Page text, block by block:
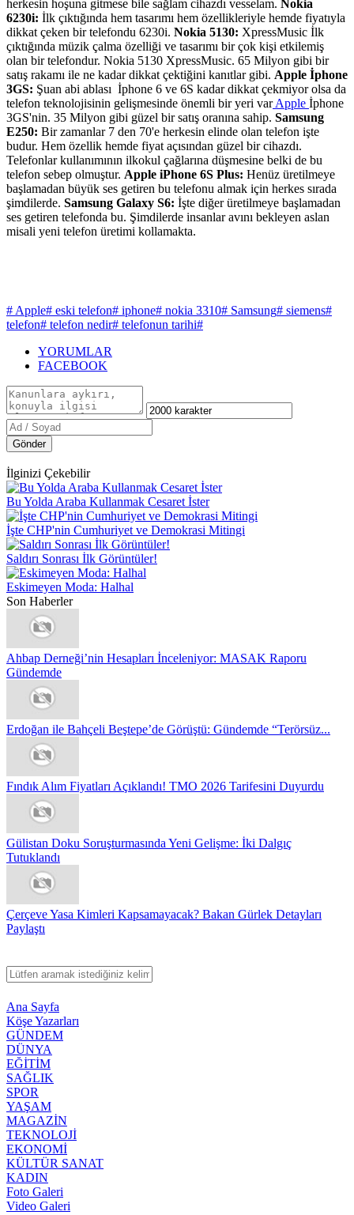
herkesin hoşuna gitmese bile sağlam cihazdı vesselam. Nokia
6230i: İlk çıktığında hem tasarımı hem özellikleriyle hemde fiyatıyla
dikkat çeken bir telefondu 6230i. Nokia 5130: XpressMusic İlk
çıktığında müzik çalma özelliği ve tasarımı bir çok kişi etkilemiş
olan bir telefondur. Nokia 5130 XpressMusic. 65 Milyon gibi bir
satış rakamı ile ne kadar dikkat çektiğini kanıtlar gibi. Apple İphone
3GS: Şuan abi ablası İphone 6 ve 6S kadar dikkat çekmiyor olsa da
telefon teknolojisinin gelişmesinde önemli bir yeri varApple İphone
3GS'nin. 35 Milyon gibi güzel bir satış oranına sahip. Samsung
E250: Bir zamanlar 7 den 70'e herkesin elinde olan telefon işte
budur. Hem özellik hemde fiyat açısından güzel bir cihazdı.
Telefonlar kullanımının ilkokul çağlarına düşmesine belki de bu
telefon sebep olmuştur. Apple iPhone 6S Plus: Henüz üretilmeye
başlamadan büyük ses getiren bu telefonu almak için herkes sırada
şimdilerde. Samsung Galaxy S6: İşte diğer üretilmeye başlamadan
ses getiren telefonda bu. Şimdilerde insanlar avını bekleyen aslan
misali yeni telefon üretimi kollamakta.
# Apple# eski telefon# iphone# nokia 3310# Samsung# siemens#
telefon# telefon nedir# telefonun tarihi#
YORUMLAR
FACEBOOK
Gönder
İlginizi Çekebilir
Bu Yolda Araba Kullanmak Cesaret İster
İşte CHP'nin Cumhuriyet ve Demokrasi Mitingi
Saldırı Sonrası İlk Görüntüler!
Eskimeyen Moda: Halhal
Son Haberler
Ahbap Derneği’nin Hesapları İnceleniyor: MASAK Raporu
Gündemde
Erdoğan ile Bahçeli Beştepe’de Görüştü: Gündemde “Terörsüz...
Fındık Alım Fiyatları Açıklandı! TMO 2026 Tarifesini Duyurdu
Gülistan Doku Soruşturmasında Yeni Gelişme: İki Dalgıç
Tutuklandı
Çerçeve Yasa Kimleri Kapsamayacak? Bakan Gürlek Detayları
Paylaştı
Ana Sayfa
Köşe Yazarları
GÜNDEM
DÜNYA
EĞİTİM
SAĞLIK
SPOR
YAŞAM
MAGAZİN
TEKNOLOJİ
EKONOMİ
KÜLTÜR SANAT
KADIN
Foto Galeri
Video Galeri